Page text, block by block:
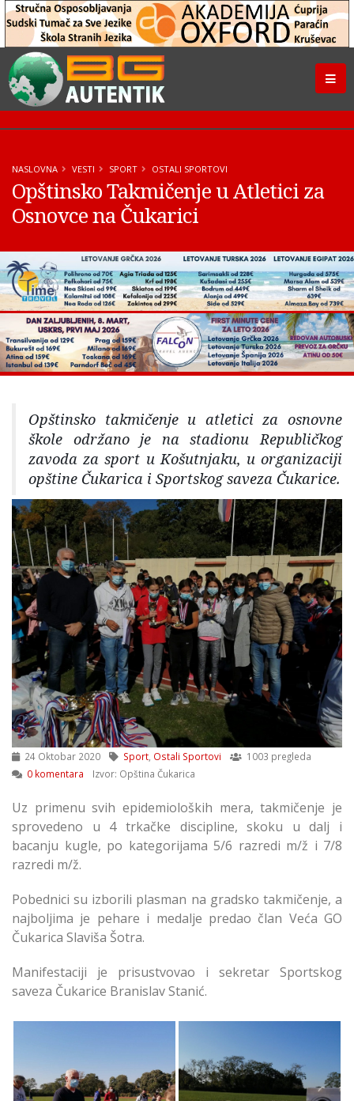
NASLOVNA VESTI SPORT OSTALI SPORTOVI
Opštinsko Takmičenje u Atletici za
Osnovce na Čukarici
Opštinsko takmičenje u atletici za osnovne
škole održano je na stadionu Republičkog
zavoda za sport u Košutnjaku, u organizaciji
opštine Čukarica i Sportskog saveza Čukarice.
24 Oktobar 2020 Sport Ostali Sportovi
1003 pregleda
0 komentara
Izvor: Opština Čukarica
Uz primenu svih epidemioloških mera, takmičenje je
sprovedeno u 4 trkačke discipline, skoku u dalj i
bacanju kugle, po kategorijama 5/6 razredi m/ž i 7/8
razredi m/ž.
Pobednici su izborili plasman na gradsko takmičenje, a
najboljima je pehare i medalje predao član Veća GO
Čukarica Slaviša Šotra.
Manifestaciji je prisustvovao i sekretar Sportskog
saveza Čukarice Branislav Stanić.